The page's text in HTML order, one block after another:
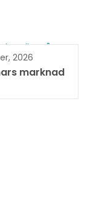
2026
marknad